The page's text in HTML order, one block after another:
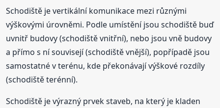
Schodiště je vertikální komunikace mezi různými
výškovými úrovněmi. Podle umístění jsou schodiště buď
uvnitř budovy (schodiště vnitřní), nebo jsou vně budovy
a přímo s ní souvisejí (schodiště vnější), popřípadě jsou
samostatné v terénu, kde překonávají výškové rozdíly
(schodiště terénní).
Schodiště je výrazný prvek staveb, na který je kladen